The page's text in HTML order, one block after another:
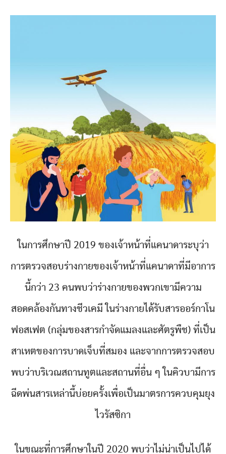
ในการศึกษาปี 2019 ของเจ้าหน้าที่แคนาดาระบุว่า
การตรวจสอบร่างกายของเจ้าหน้าที่แคนาดาที่มีอาการ
นี้กว่า 23 คนพบว่าร่างกายของพวกเขามีความ
สอดคล้องกันทางชีวเคมี ในร่างกายได้รับสารออร์กาโน
ฟอสเฟต (กลุ่มของสารกำจัดแมลงและศัตรูพืช) ที่เป็น
สาเหตของการบาดเจ็บที่สมอง และจากการตรวจสอบ
พบว่าบริเวณสถานทูตและสถานที่อื่น ๆ ในคิวบามีการ
ฉีดพ่นสารเหล่านี้บ่อยครั้งเพื่อเป็นมาตรการควบคุมยุง
ไวรัสซิกา
ในขณะที่การศึกษาในปี 2020 พบว่าไม่น่าเป็นไปได้